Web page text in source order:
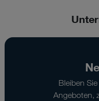
Bleiben
Angeboten,